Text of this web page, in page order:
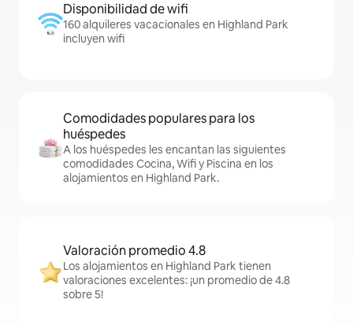
Disponibilidad de wifi
160 alquileres vacacionales en Highland Park
incluyen wifi
Comodidades populares para los
huéspedes
A los huéspedes les encantan las siguientes
comodidades Cocina, Wifi y Piscina en los
alojamientos en Highland Park.
Valoración promedio 4.8
Los alojamientos en Highland Park tienen
valoraciones excelentes: ¡un promedio de 4.8
sobre 5!